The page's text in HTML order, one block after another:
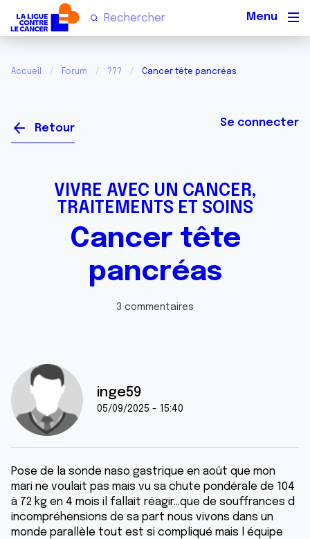
Accueil Forum ??? Cancer tête pancréas
Retour Se connecter
VIVRE AVEC UN CANCER,
TRAITEMENTS ET SOINS
Cancer tête
pancréas
3 commentaires
inge59
05/09/2025 - 15:40
Pose de la sonde naso gastrique en août que mon
mari ne voulait pas mais vu sa chute pondérale de 104
à 72 kg en 4 mois il fallait réagir...que de souffrances d
incompréhensions de sa part nous vivons dans un
monde parallèle tout est si compliqué mais l équipe